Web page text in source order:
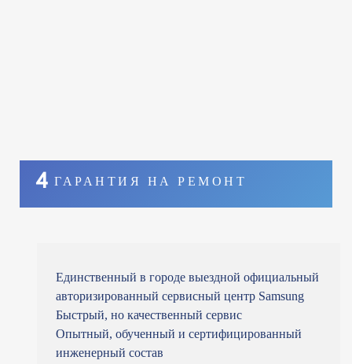
4 ГАРАНТИЯ НА РЕМОНТ
Единственный в городе выездной официальный
авторизированный сервисный центр Samsung
Быстрый, но качественный сервис
Опытный, обученный и сертифицированный
инженерный состав